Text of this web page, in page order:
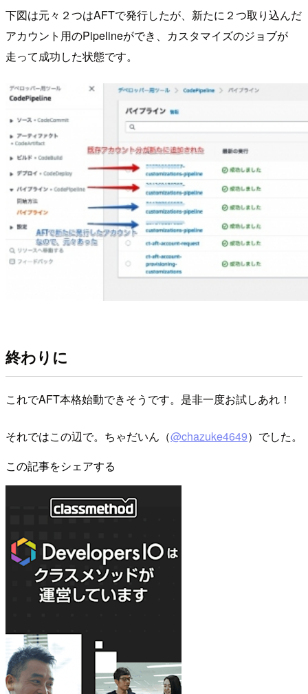
下図は元々２つはAFTで発行したが、新たに２つ取り込んだ
アカウント用のPipelineができ、カスタマイズのジョブが
走って成功した状態です。
終わりに
これでAFT本格始動できそうです。是非一度お試しあれ！
それではこの辺で。ちゃだいん（@chazuke4649）でした。
この記事をシェアする